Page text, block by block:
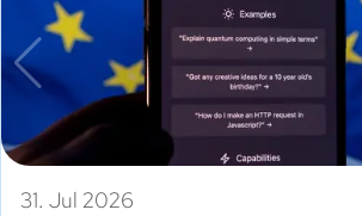
31. Jul 2026